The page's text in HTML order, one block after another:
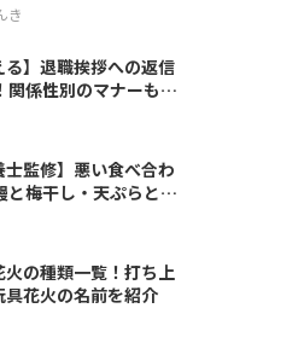
き
る】退職挨拶への返信
関係性別のマナーも徹
士監修】悪い食べ合わ
と梅干し・天ぷらとス
火の種類一覧！打ち上
具花火の名前を紹介